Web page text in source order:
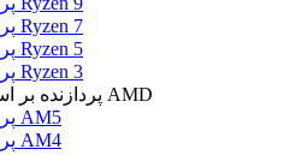
پردازنده Ryzen 7
پردازنده Ryzen 5
پردازنده Ryzen 3
پردازنده بر اساس سوکت AMD
پردازنده AM5
پردازنده AM4